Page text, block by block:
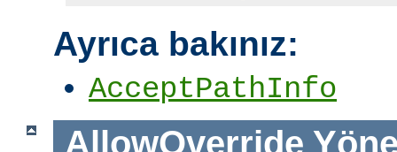
Ayrıca bakınız:
AcceptPathInfo
AllowOverride